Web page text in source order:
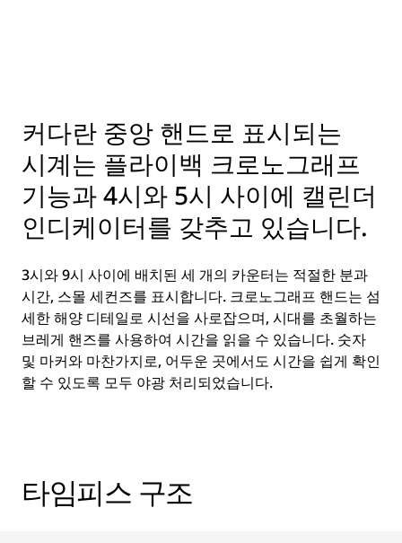
커다란 중앙 핸드로 표시되는
시계는 플라이백 크로노그래프
기능과 4시와 5시 사이에 캘린더
인디케이터를 갖추고 있습니다.
3시와 9시 사이에 배치된 세 개의 카운터는 적절한 분과
시간, 스몰 세컨즈를 표시합니다. 크로노그래프 핸드는 섬
세한 해양 디테일로 시선을 사로잡으며, 시대를 초월하는
브레게 핸즈를 사용하여 시간을 읽을 수 있습니다. 숫자
및 마커와 마찬가지로, 어두운 곳에서도 시간을 쉽게 확인
할 수 있도록 모두 야광 처리되었습니다.
타임피스 구조